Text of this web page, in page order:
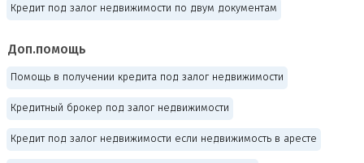
Кредит под залог недвижимости по двум документам
Доп.помощь
Помощь в получении кредита под залог недвижимости
Кредитный брокер под залог недвижимости
Кредит под залог недвижимости если недвижимость в аресте